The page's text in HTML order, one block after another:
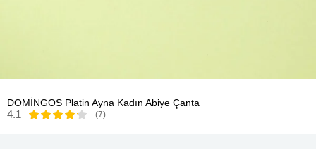
DOMİNGOS Platin Ayna Kadın Abiye Çanta
4.1 (7)